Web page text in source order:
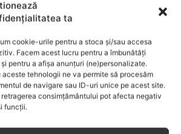
ta
cookie-urile pentru a stoca și/sau accesa
Facem acest lucru pentru a îmbunătăți
pentru a afișa anunțuri (ne)personalizate.
tehnologii ne va permite să procesăm
de navigare sau ID-uri unice pe acest site.
consimțământului pot afecta negativ
funcții.